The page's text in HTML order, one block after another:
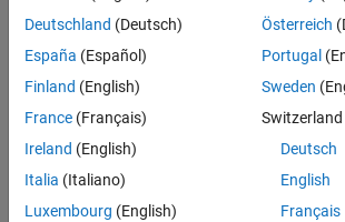
Deutschland (Deutsch)
España (Español)
Finland (English)
France (Français)
Ireland (English)
Italia (Italiano)
Luxembourg (English)
Österreich
Portugal
Sweden
Switzerland
Deutsch
English
Français
Información de contacto
© 1994-2026 The MathWorks, Inc.